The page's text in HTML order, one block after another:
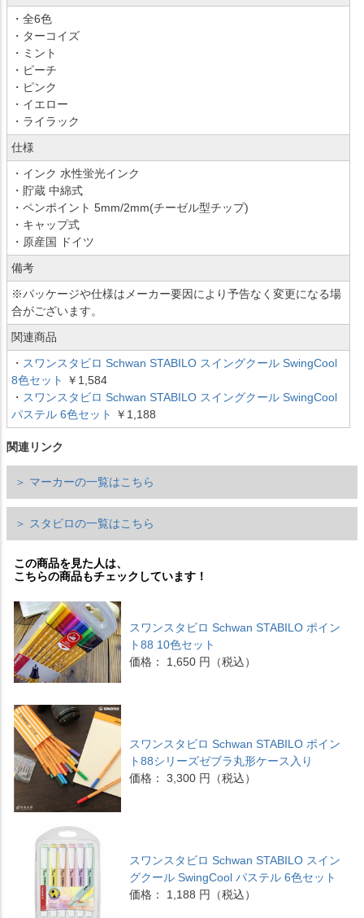
・全6色
・ターコイズ
・ミント
・ピーチ
・ピンク
・イエロー
・ライラック
仕様
・インク 水性蛍光インク
・貯蔵 中綿式
・ペンポイント 5mm/2mm(チーゼル型チップ)
・キャップ式
・原産国 ドイツ
備考
※パッケージや仕様はメーカー要因により予告なく変更になる場
合がございます。
関連商品
・ スワンスタビロ Schwan STABILO スイングクール SwingCool
8色セット
￥1,584
・ スワンスタビロ Schwan STABILO スイングクール SwingCool
パステル 6色セット
￥1,188
関連リンク
＞ マーカーの一覧はこちら
＞ スタビロの一覧はこちら
この商品を見た人は、
こちらの商品もチェックしています！
スワンスタビロ Schwan STABILO ポイン
ト88 10色セット
価格： 1,650 円（税込）
スワンスタビロ Schwan STABILO ポイン
ト88シリーズゼブラ丸形ケース入り
価格： 3,300 円（税込）
スワンスタビロ Schwan STABILO スイン
グクール SwingCool パステル 6色セット
価格： 1,188 円（税込）